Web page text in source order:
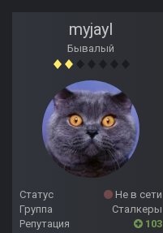
myjayl
Бывалый
Статус
Не в сети
Группа
Сталкеры
Репутация
103